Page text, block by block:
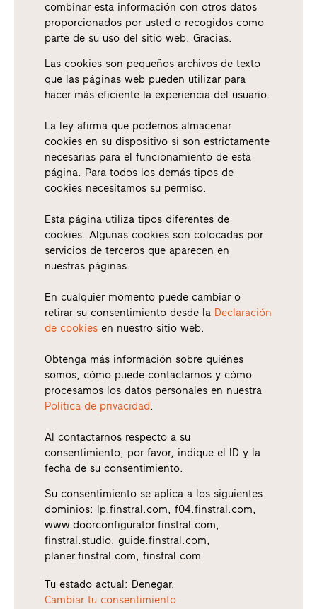
combinar esta información con otros datos
proporcionados por usted o recogidos como
parte de su uso del sitio web. Gracias.
Las cookies son pequeños archivos de texto
que las páginas web pueden utilizar para
hacer más eficiente la experiencia del usuario.
La ley afirma que podemos almacenar
cookies en su dispositivo si son estrictamente
necesarias para el funcionamiento de esta
página. Para todos los demás tipos de
cookies necesitamos su permiso.
Esta página utiliza tipos diferentes de
cookies. Algunas cookies son colocadas por
servicios de terceros que aparecen en
nuestras páginas.
En cualquier momento puede cambiar o
retirar su consentimiento desde la Declaración
de cookies en nuestro sitio web.
Obtenga más información sobre quiénes
somos, cómo puede contactarnos y cómo
procesamos los datos personales en nuestra
Política de privacidad.
Al contactarnos respecto a su
consentimiento, por favor, indique el ID y la
fecha de su consentimiento.
Su consentimiento se aplica a los siguientes
dominios: lp.finstral.com, f04.finstral.com,
www.doorconfigurator.finstral.com,
finstral.studio, guide.finstral.com,
planer.finstral.com, finstral.com
Tu estado actual: Denegar.
Cambiar tu consentimiento